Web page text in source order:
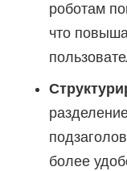
роботам
что
более